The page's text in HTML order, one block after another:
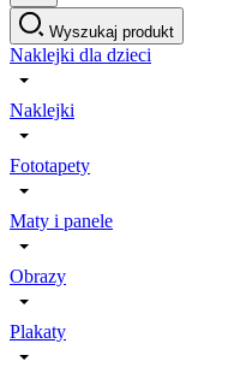
Wyszukaj produkt
Naklejki dla dzieci
Naklejki
Fototapety
Maty i panele
Obrazy
Plakaty